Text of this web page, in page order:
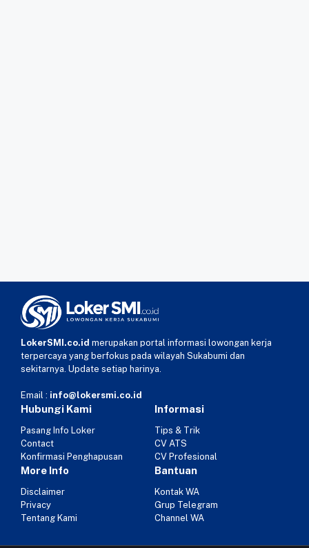
LokerSMI.co.id merupakan portal informasi lowongan kerja
terpercaya yang berfokus pada wilayah Sukabumi dan
sekitarnya. Update setiap harinya.
Email : info@lokersmi.co.id
Hubungi Kami
Pasang Info Loker
Contact
Konfirmasi Penghapusan
Informasi
Tips & Trik
CV ATS
CV Profesional
More Info
Disclaimer
Privacy
Tentang Kami
Bantuan
Kontak WA
Grup Telegram
Channel WA